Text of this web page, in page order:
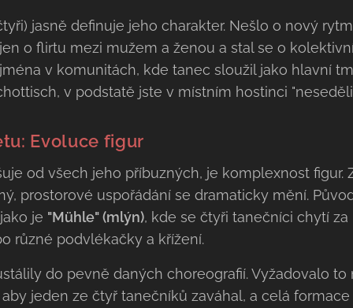
jasně definuje jeho charakter. Nešlo o nový
o flirtu mezi mužem a ženou a stal se o
v komunitách, kde tanec sloužil jako hlavní
v podstatě jste v místním hostinci
Evoluce figur
od všech jeho příbuzných, je komplexnost figur.
prostorové uspořádání se dramaticky mění.
je "Mühle" (mlýn), kde se čtyři tanečníci chytí
různé podvlékačky a křížení.
do pevně daných choreografií. Vyžadovalo
jeden ze čtyř tanečníků zaváhal, a celá